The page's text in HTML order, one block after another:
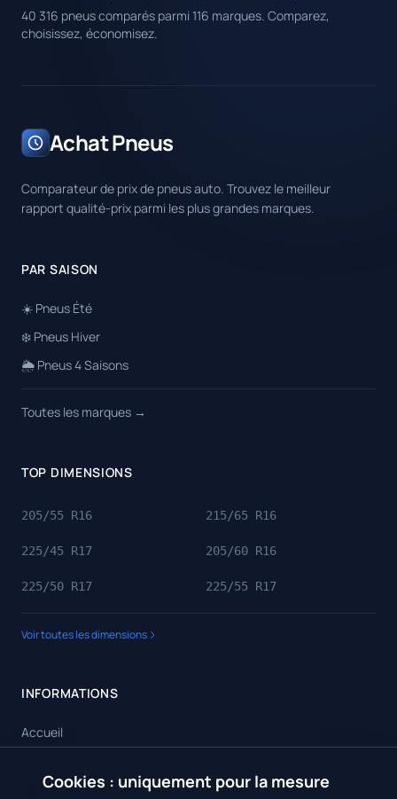
40 316 pneus comparés parmi 116 marques. Comparez,
choisissez, économisez.
Achat Pneus
Comparateur de prix de pneus auto. Trouvez le meilleur
rapport qualité-prix parmi les plus grandes marques.
PAR SAISON
☀️ Pneus Été
❄️ Pneus Hiver
🌦️ Pneus 4 Saisons
Toutes les marques →
TOP DIMENSIONS
205/55 R16 215/65 R16
225/45 R17 205/60 R16
225/50 R17 225/55 R17
Voir toutes les dimensions
INFORMATIONS
Accueil
Toutes les marques
Cookies : uniquement pour la mesure